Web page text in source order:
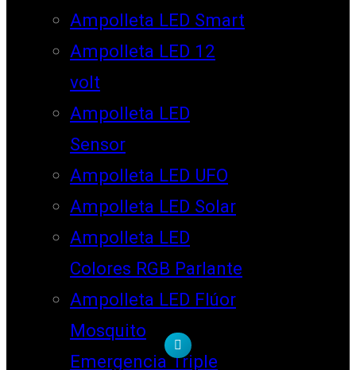
Ampolleta LED Smart
Ampolleta LED 12
volt
Ampolleta LED
Sensor
Ampolleta LED UFO
Ampolleta LED Solar
Ampolleta LED
Colores RGB Parlante
Ampolleta LED Flúor
Mosquito
Emergencia Triple